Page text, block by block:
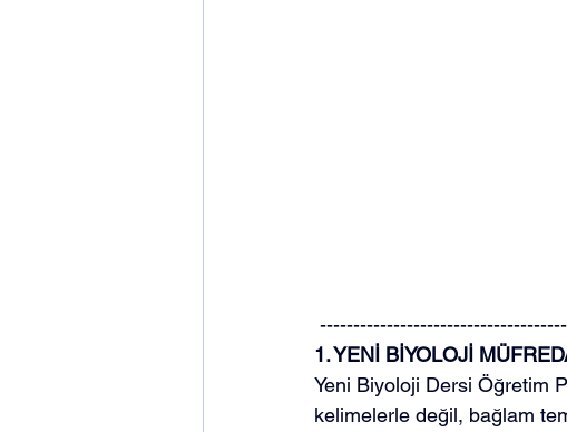
1. YENİ BİYOLOJİ
Yeni Biyoloji Dersi Öğretim
kelimelerle değil, bağlam